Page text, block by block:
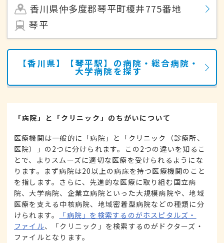
香川県仲多度郡琴平町榎井775番地
琴平
【香川県】【琴平駅】の病院・総合病院・
大学病院を探す
「病院」と「クリニック」のちがいについて
医療機関は一般的に「病院」と「クリニック（診療所、
医院）」の2つに分けられます。この2つの違いを知るこ
とで、よりスムーズに適切な医療を受けられるようにな
ります。まず病院は20以上の病床を持つ医療機関のこと
を指します。さらに、先進的な医療に取り組む国立病
院、大学病院、企業立病院といった大規模病院や、地域
医療を支える中核病院、地域密着型病院などの種類に分
けられます。
「病院」を検索するのがホスピタルズ・
ファイル、「クリニック」を検索するのがドクターズ・
ファイルとなります。